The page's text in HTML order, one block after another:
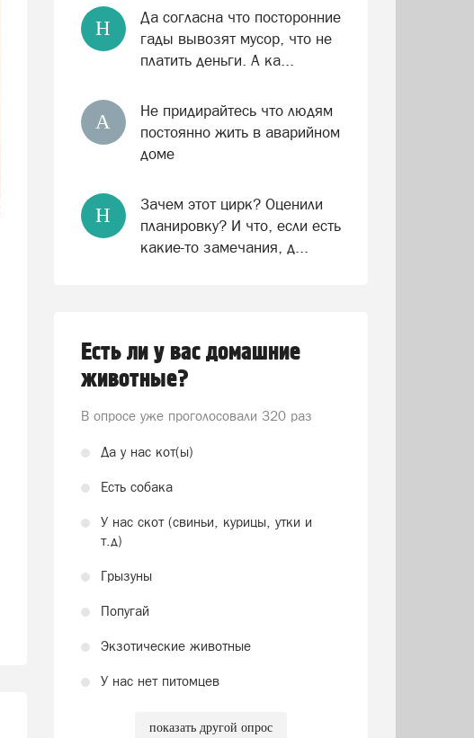
Н
Да согласна что посторонние
гады вывозят мусор, что не
платить деньги. А ка...
А
Не придирайтесь что людям
постоянно жить в аварийном
доме
Н
Зачем этот цирк? Оценили
планировку? И что, если есть
какие-то замечания, д...
Есть ли у вас домашние
животные?
В опросе уже проголосовали 320 раз
Да у нас кот(ы)
Есть собака
У нас скот (свиньи, курицы, утки и
т.д)
Грызуны
Попугай
Экзотические животные
У нас нет питомцев
показать другой опрос